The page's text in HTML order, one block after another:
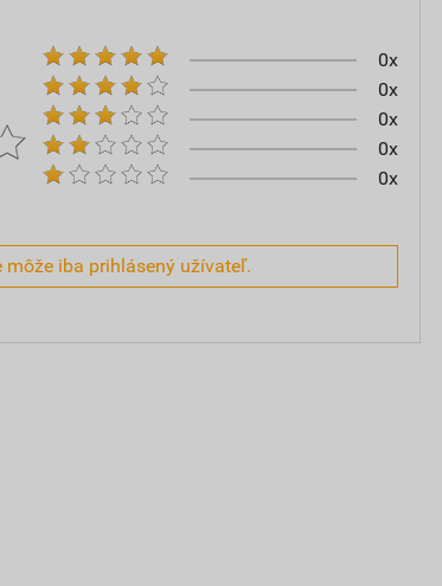
0x
0x
0x
0x
0x
iba prihlásený užívateľ.